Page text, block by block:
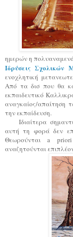
ημερών η
Ιδρύσεις Σχολικών
ενοχλητική
Από τα δισ που θα
εκπαιδευτικό
αναγκαίος/απαίτηση
την εκπαίδευση.
Ιδιαίτερα
αυτή τη φορά δεν
Θεωρούνταιa priori
αναζητούνται